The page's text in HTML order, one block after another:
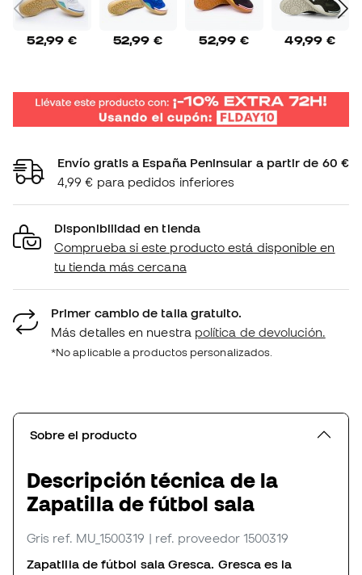
52,99 € 52,99 € 52,99 € 49,99 €
Envío gratis a España Peninsular a partir de 60 €
4,99 € para pedidos inferiores
Disponibilidad en tienda
Comprueba si este producto está disponible en
tu tienda más cercana
Primer cambio de talla gratuito.
Más detalles en nuestra política de devolución.
*No aplicable a productos personalizados.
Sobre el producto
Descripción técnica de la
Zapatilla de fútbol sala
Gris ref. MU_1500319 | ref. proveedor 1500319
Zapatilla de fútbol sala Gresca. Gresca es la